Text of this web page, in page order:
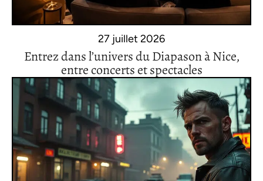
27 juillet 2026
Entrez dans l’univers du Diapason à Nice,
entre concerts et spectacles